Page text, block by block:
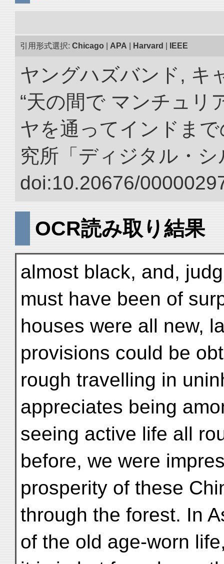
引用形式選択: Chicago APA Harvard IEEE
ヤングハズバンド, キ
“天の間で マンチュリ
ヤを通ってインドま
究所「ディジタル・
doi:10.20676/
OCR読み取り結果
almost black, and,
must have been of
houses were all new,
provisions could be
rough travelling in
appreciates being
seeing active life all
before, we were
prosperity of these
through the forest. In
of the old age-worn